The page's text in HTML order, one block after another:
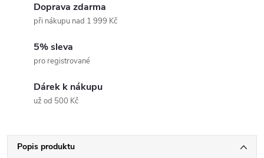
Doprava zdarma
při nákupu nad 1 999 Kč
5% sleva
pro registrované
Dárek k nákupu
už od 500 Kč
Popis produktu